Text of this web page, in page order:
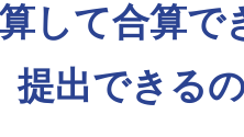
して合算
提出できる